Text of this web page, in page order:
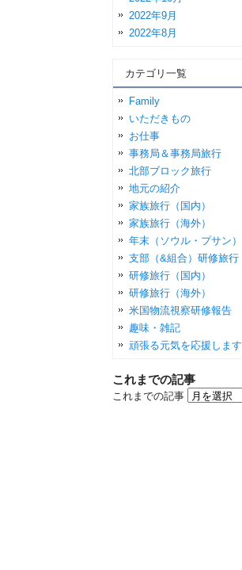
2022年9月
2022年8月
カテゴリ一覧
Family
いただきもの
お仕事
事務局＆事務局旅行
北部ブロック旅行
地元の紹介
家族旅行（国内）
家族旅行（海外）
年末（ソウル・プサン）
支部（&組合）研修旅行
研修旅行（国内）
研修旅行（海外）
米国物流視察研修報告
趣味・雑記
頑張る元気を応援します
これまでの記事
これまでの記事